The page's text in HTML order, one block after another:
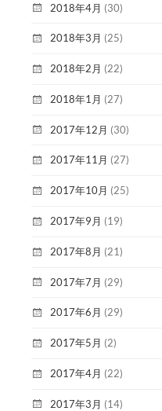
2018年4月 (30)
2018年3月 (25)
2018年2月 (22)
2018年1月 (27)
2017年12月 (30)
2017年11月 (27)
2017年10月 (25)
2017年9月 (19)
2017年8月 (21)
2017年7月 (29)
2017年6月 (29)
2017年5月 (2)
2017年4月 (22)
2017年3月 (14)